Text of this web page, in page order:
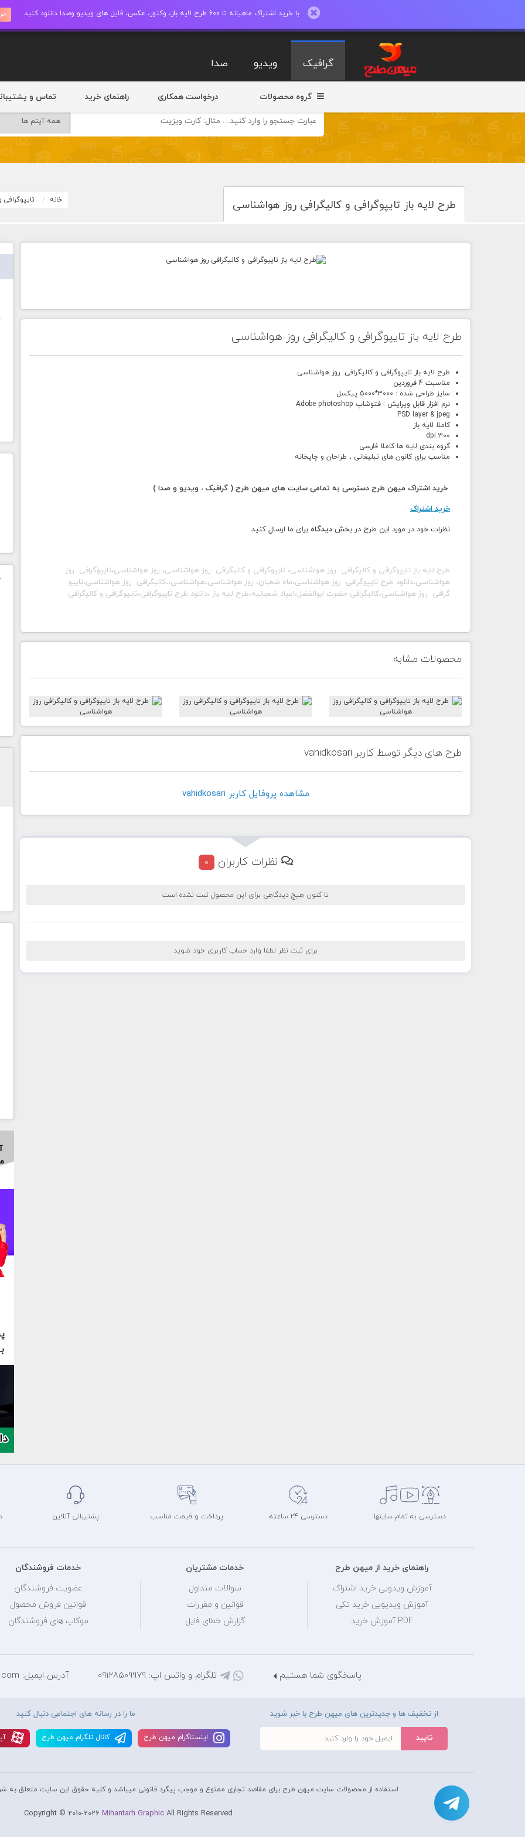
با خرید اشتراک ماهیانه تا 600 طرح لایه باز، وکتور، عکس، فایل های ویدیو وصدا دانلود کنید.
گرافیک ویدیو صدا
گروه محصولات درخواست همکاری راهنمای خرید تماس و
طرح لایه باز تایپوگرافی و کالیگرافی روز هواشناسی خانه
طرح لایه باز تایپوگرافی و کالیگرافی روز هواشناسی
طرح لایه باز تایپوگرافی و کالیگرافی روز هواشناسی
مناسبت 4 فروردین
سایز طراحی شده : 3000*5000 پیکسل
نرم افزار قابل ویرایش : فتوشاپ Adobe photoshop
PSD layer & jpeg
کاملا لایه باز
300 dpi
گروه بندی لایه ها کاملا فارسی
مناسب برای کانون های تبلیغاتی ، طراحان و چاپخانه
خرید اشتراک میهن طرح دسترسی به تمامی سایت های میهن طرح ( گرافیک ، ویدیو و صدا )
خرید اشتراک
نظرات خود در مورد این طرح در بخش دیدگاه برای ما ارسال کنید
طرح لایه باز تایپوگرافی و کالیگرافی روز هواشناسی، تایپوگرافی و کالیگرافی روز هواشناسی، روز هواشناسی،تایپوگرافی روز
هواشناسی،دانلود طرح تایپوگرافی روز هواشناسی،ماه شعبان، روز هواشناسی،هواشناسی،،کالیگرافی روز هواشناسی،تایپو
گرافی روز هواشناسی،کالیگرافی حضرت ابوالفضل،اعیاد شعبانیه،طرح لایه باز ،دانلود طرح تایپوگرافی،تایپوگرافی و کالیگرافی
محصولات مشابه
طرح های دیگر توسط کاربر vahidkosari
مشاهده پروفايل کاربر vahidkosari
نظرات کاربران 0
تا کنون هیچ دیدگاهی برای این محصول ثبت نشده است
برای ثبت نظر لطفا وارد حساب کاربری خود شوید
دسترسی به تمام سایتها دسترسی 24 ساعته پرداخت و قیمت مناسب پشتیبانی آنلاین
راهنمای خرید از میهن طرح
آموزش ویدویی خرید اشتراک
آموزش ویدیویی خرید تکی
PDF آموزش خرید
خدمات مشتریان
سوالات متداول
قوانین و مقررات
گزارش خطای فایل
خدمات فروشندگان
عضویت فروشندگان
قوانین فروش محصول
موکاپ های فروشندگان
پاسخگوی شما هستیم تلگرام و واتس اپ: 09128509979 آدرس ایمیل: mihantarh@yahoo.com
از تخفیف ها و جدیدترین های میهن طرح با خبر شوید ما را در رسانه های اجتماعی دنبال کنید
اينستاگرام ميهن طرح کانال تلگرام ميهن طرح
استفاده از محصولات سايت میهن طرح برای مقاصد تجاری ممنوع و موجب پیگرد قانونی میباشد و کليه حقوق اين سايت متعلق
Copyright © 2010-2026 Mihantarh Graphic All Rights Reserved